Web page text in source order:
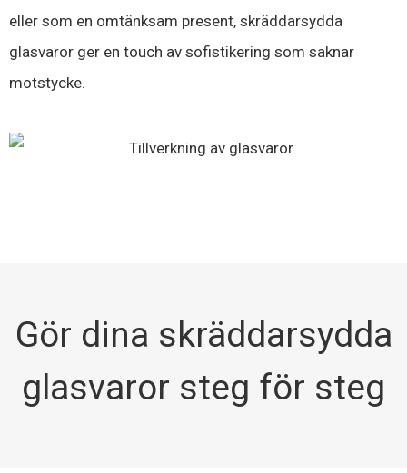
eller som en omtänksam present, skräddarsydda
glasvaror ger en touch av sofistikering som saknar
motstycke.
Gör dina skräddarsydda
glasvaror steg för steg